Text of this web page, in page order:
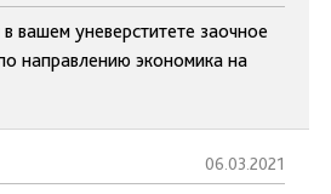
в вашем уневерститете заочное
направлению экономика на
06.03.2021